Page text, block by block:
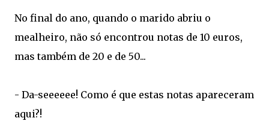
No final do ano, quando o marido abriu o
mealheiro, não só encontrou notas de 10 euros,
mas também de 20 e de 50...
- Da-seeeeee! Como é que estas notas apareceram
aqui?!